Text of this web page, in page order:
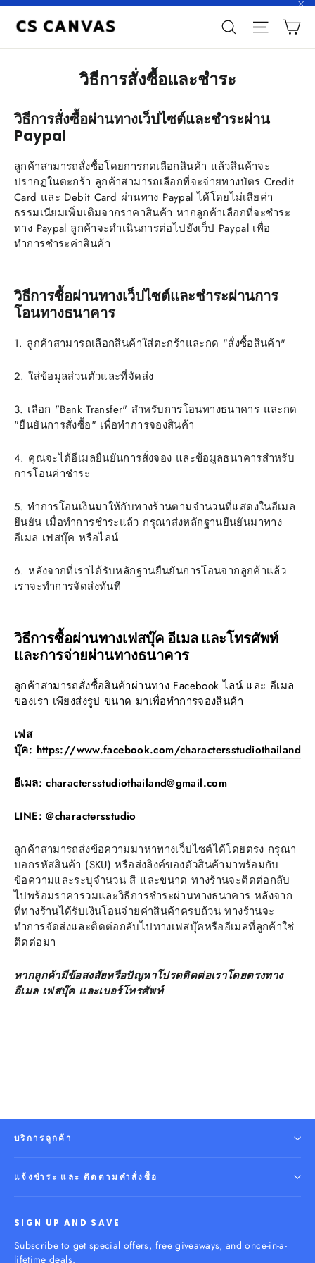
Skip
SearchSite
วิธีการสั่งซื้อและชำระ
วิธีการสั่งซื้อผ่านทางเว็ปไซต์และชำระผ่าน
Paypal
ลูกค้าสามารถสั่งซื้อโดยการกดเลือกสินค้า แล้วสินค้าจะ
ปรากฏในตะกร้า ลูกค้าสามารถเลือกที่จะจ่ายทางบัตร Credit
Card และ Debit Card ผ่านทาง Paypal ได้โดยไม่เสียค่า
ธรรมเนียมเพิ่มเติมจากราคาสินค้า หากลูกค้าเลือกที่จะชำระ
ทาง Paypal ลูกค้าจะดำเนินการต่อไปยังเว็ป Paypal เพื่อ
ทำการชำระค่าสินค้า
วิธีการซื้อผ่านทางเว็ปไซต์และชำระผ่านการ
โอนทางธนาคาร
1. ลูกค้าสามารถเลือกสินค้าใส่ตะกร้าและกด "สั่งซื้อสินค้า"
2. ใส่ข้อมูลส่วนตัวและที่จัดส่ง
3. เลือก "Bank Transfer" สำหรับการโอนทางธนาคาร และกด
"ยืนยันการสั่งซื้อ" เพื่อทำการจองสินค้า
4. คุณจะได้อีเมลยืนยันการสั่งจอง และข้อมูลธนาคารสำหรับ
การโอนค่าชำระ
5. ทำการโอนเงินมาให้กับทางร้านตามจำนวนที่แสดงในอีเมล
ยืนยัน เมื่อทำการชำระแล้ว กรุณาส่งหลักฐานยืนยันมาทาง
อีเมล เฟสบุ๊ค หรือไลน์
6. หลังจากที่เราได้รับหลักฐานยืนยันการโอนจากลูกค้าแล้ว
เราจะทำการจัดส่งทันที
วิธีการซื้อผ่านทางเฟสบุ๊ค อีเมล และโทรศัพท์
และการจ่ายผ่านทางธนาคาร
ลูกค้าสามารถสั่งซื้อสินค้าผ่านทาง Facebook ไลน์ และ อีเมล
ของเรา เพียงส่งรูป ขนาด มาเพื่อทำการจองสินค้า
เฟส
บุ๊ค: https://www.facebook.com/charactersstudiothailand
อีเมล: charactersstudiothailand@gmail.com
LINE: @charactersstudio
ลูกค้าสามารถส่งข้อความมาหาทางเว็ปไซต์ได้โดยตรง กรุณา
บอกรหัสสินค้า (SKU) หรือส่งลิงค์ของตัวสินค้ามาพร้อมกับ
ข้อความและระบุจำนวน สี และขนาด ทางร้านจะติดต่อกลับ
ไปพร้อมราคารวมและวิธีการชำระผ่านทางธนาคาร หลังจาก
ที่ทางร้านได้รับเงินโอนจ่ายค่าสินค้าครบถ้วน ทางร้านจะ
ทำการจัดส่งและติดต่อกลับไปทางเฟสบุ๊คหรืออีเมลที่ลูกค้าใช่
ติดต่อมา
หากลูกค้ามีข้อสงสัยหรือปัญหาโปรดติดต่อเราโดยตรงทาง
อีเมล เฟสบุ๊ค และเบอร์โทรศัพท์
บริการลูกค้า
แจ้งชำระ และ ติดตามคำสั่งซื้อ
SIGN UP AND SAVE
Subscribe to get special offers, free giveaways, and once-in-a-
lifetime deals.